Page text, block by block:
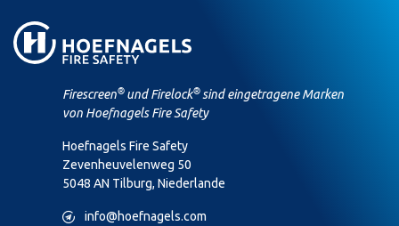
Firescreen® und Firelock® sind eingetragene Marken
von Hoefnagels Fire Safety
Hoefnagels Fire Safety
Zevenheuvelenweg 50
5048 AN Tilburg, Niederlande
M info@hoefnagels.com